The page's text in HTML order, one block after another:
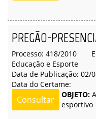
PREGÃO-
Processo: 418/2010
Educação e Esporte
Data de Publicação: 02/
Data do Certame:
Consultar OBJETO:
esportivo